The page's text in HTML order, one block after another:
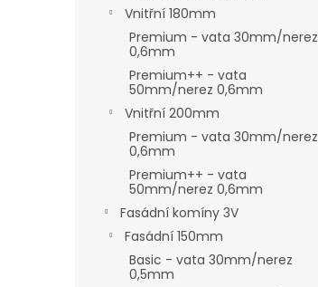
Vnitřní 180mm
Premium - vata 30mm/nerez
0,6mm
Premium++ - vata
50mm/nerez 0,6mm
Vnitřní 200mm
Premium - vata 30mm/nerez
0,6mm
Premium++ - vata
50mm/nerez 0,6mm
Fasádní komíny 3V
Fasádní 150mm
Basic - vata 30mm/nerez
0,5mm